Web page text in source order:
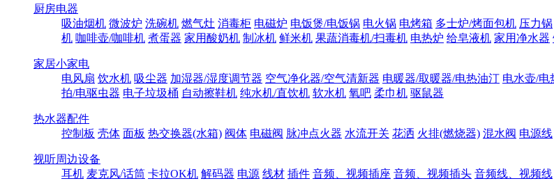
厨房电器
吸油烟机 微波炉 洗碗机 燃气灶 消毒柜 电磁炉 电饭煲/电饭锅 电火锅 电烤箱 多士炉/烤面包机 压力锅
机 咖啡壶/咖啡机 煮蛋器 家用酸奶机 制冰机 鲜米机 果蔬消毒机/扫毒机 电热炉 给皂液机 家用净水器
家居小家电
电风扇 饮水机 吸尘器 加湿器/湿度调节器 空气净化器/空气清新器 电暖器/取暖器/电热油汀 电水壶/电
拍/电驱虫器 电子垃圾桶 自动擦鞋机 纯水机/直饮机 软水机 氧吧 柔巾机 驱鼠器
热水器配件
控制板 壳体 面板 热交换器(水箱) 阀体 电磁阀 脉冲点火器 水流开关 花洒 火排(燃烧器) 混水阀 电源线
视听周边设备
耳机 麦克风/话筒 卡拉OK机 解码器 电源 线材 插件 音频、视频插座 音频、视频插头 音频线、视频线